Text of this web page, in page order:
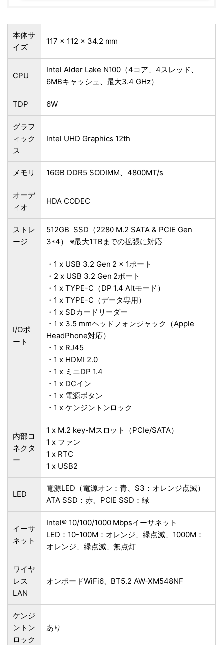
本体サ
イズ
117 x 112 x 34.2 mm
CPU
Intel Alder Lake N100（4コア、4スレッド、
6MBキャッシュ、最大3.4 GHz）
TDP 6W
グラフ
ィック
ス
Intel UHD Graphics 12th
メモリ 16GB DDR5 SODIMM、4800MT/s
オーデ
ィオ
HDA CODEC
ストレ
ージ
512GB SSD（2280 M.2 SATA & PCIE Gen
3*4） ※最大1TBまでの拡張に対応
I/Oポ
ート
・1 x USB 3.2 Gen 2 x 1ポート
・2 x USB 3.2 Gen 2ポート
・1 x TYPE-C（DP 1.4 Altモード）
・1 x TYPE-C（データ専用）
・1 x SDカードリーダー
・1 x 3.5 mmヘッドフォンジャック（Apple
HeadPhone対応）
・1 x RJ45
・1 x HDMI 2.0
・1 x ミニDP 1.4
・1 x DCイン
・1 x 電源ボタン
・1 x ケンジントンロック
内部コ
ネクタ
ー
1 x M.2 key-Mスロット（PCIe/SATA）
1 x ファン
1 x RTC
1 x USB2
LED
電源LED（電源オン：青、S3：オレンジ点滅）
ATA SSD：赤、PCIE SSD：緑
イーサ
ネット
Intel® 10/100/1000 Mbpsイーサネット
LED：10-100M：オレンジ、緑点滅、1000M：
オレンジ、緑点滅、無点灯
ワイヤ
レス
LAN
オンボードWiFi6、BT5.2 AW-XM548NF
ケンジ
ントン
ロック
あり